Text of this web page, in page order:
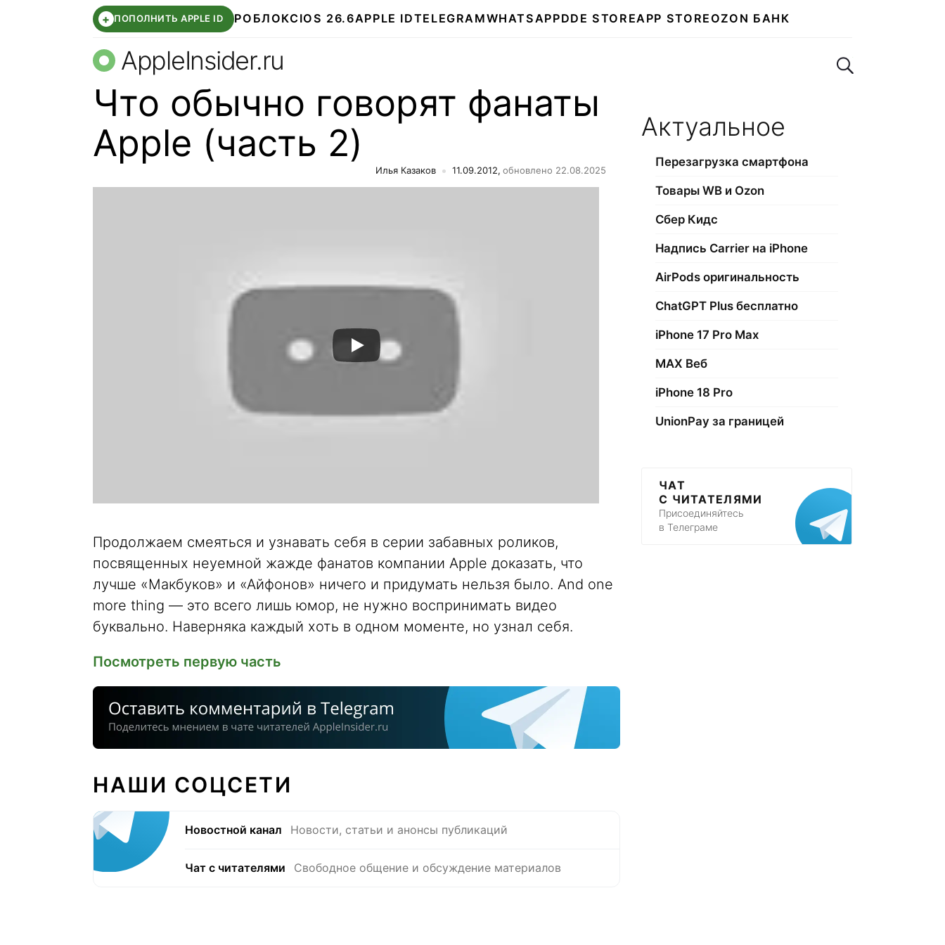
+ ПОПОЛНИТЬ APPLE ID РОБЛОКС IOS 26.6APPLE IDTELEGRAMWHATSAPPDDE STOREAPP STORE OZON БАНК
AppleInsider.ru Поиск по сайту
Что обычно говорят фанаты
Apple (часть 2)
Илья Казаков 11.09.2012, обновлено 22.08.2025
Продолжаем смеяться и узнавать себя в серии забавных роликов,
посвященных неуемной жажде фанатов компании Apple доказать, что
лучше «Макбуков» и «Айфонов» ничего и придумать нельзя было. And one
more thing — это всего лишь юмор, не нужно воспринимать видео
буквально. Наверняка каждый хоть в одном моменте, но узнал себя.
Посмотреть первую часть
НАШИ СОЦСЕТИ
Новостной канал Новости, статьи и анонсы публикаций
Чат с читателями Свободное общение и обсуждение материалов
Актуальное
Перезагрузка смартфона
Товары WB и Ozon
Сбер Кидс
Надпись Carrier на iPhone
AirPods оригинальность
ChatGPT Plus бесплатно
iPhone 17 Pro Max
МАХ Веб
iPhone 18 Pro
UnionPay за границей
ЧАТ
С ЧИТАТЕЛЯМИ
Присоединяйтесь
в Телеграме